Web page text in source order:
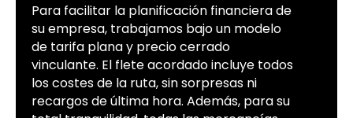
Para facilitar la planificación financiera de
su empresa, trabajamos bajo un modelo
de tarifa plana y precio cerrado
vinculante. El flete acordado incluye todos
los costes de la ruta, sin sorpresas ni
recargos de última hora. Además, para su